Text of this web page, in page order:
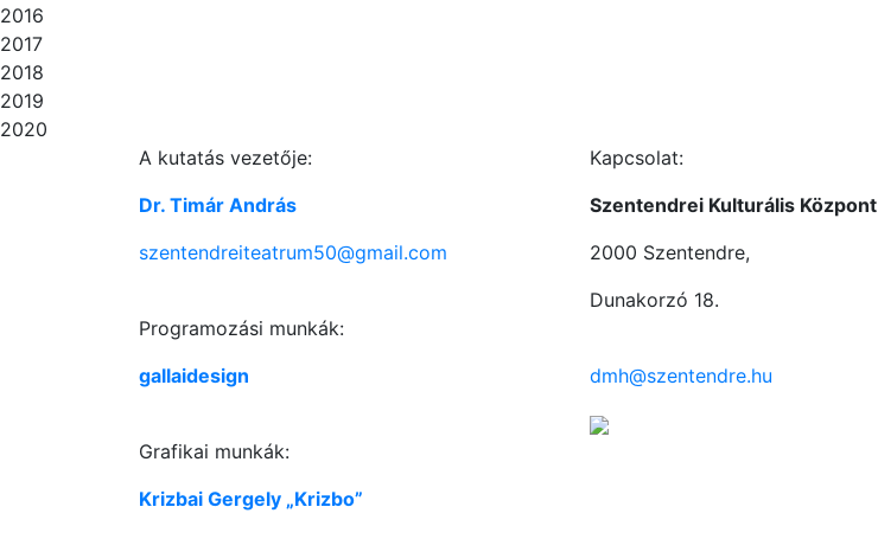
2016
2017
2018
2019
2020
A kutatás vezetője:
Dr. Timár András
szentendreiteatrum50@gmail.com
Programozási munkák:
gallaidesign
Grafikai munkák:
Krizbai Gergely „Krizbo”
Kapcsolat:
Szentendrei Kulturális Központ
2000 Szentendre,
Dunakorzó 18.
dmh@szentendre.hu